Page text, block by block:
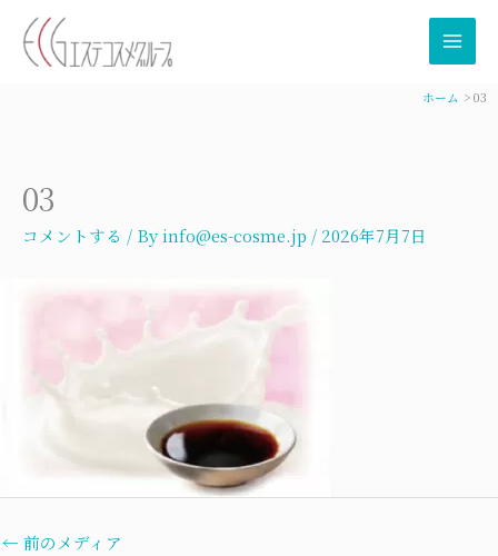
ホーム 03
03
コメントする / Byinfo@es-cosme.jp / 2026年7月7日
← 前のメディア